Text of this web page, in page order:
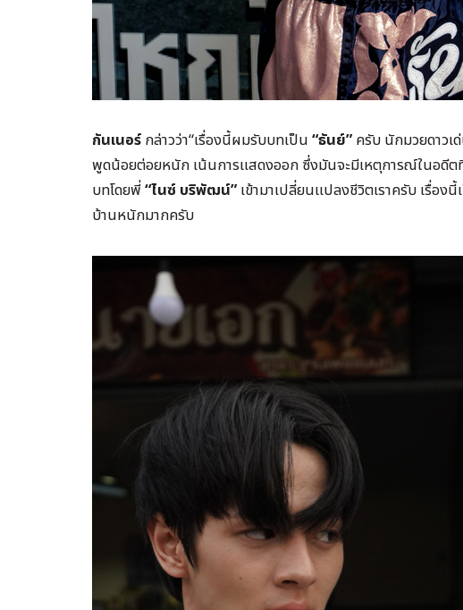
กันเนอร์ กล่าวว่า“เรื่องนี้ผมรับบทเป็น “ธันย์” ครับ นักมวยดาว
พูดน้อยต่อยหนัก เน้นการแสดงออก ซึ่งมันจะมีเหตุการณ์ในอดีต
บทโดยพี่“ไนซ์ บริพัฒน์” เข้ามาเปลี่ยนแปลงชีวิตเราครับ เรื่อ
บ้านหนักมากครับ